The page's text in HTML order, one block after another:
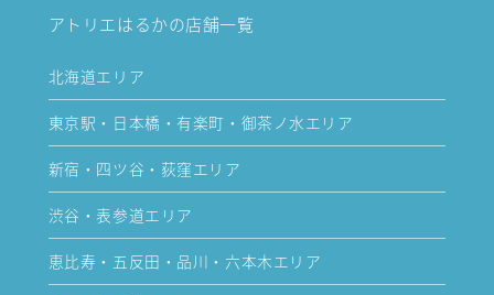
アトリエはるかの店舗一覧
北海道エリア
東京駅・日本橋・有楽町・御茶ノ水エリア
新宿・四ツ谷・荻窪エリア
渋谷・表参道エリア
恵比寿・五反田・品川・六本木エリア